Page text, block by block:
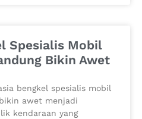
Spesialis Mobil
Bikin Awet
bengkel spesialis mobil
awet menjadi
kendaraan yang